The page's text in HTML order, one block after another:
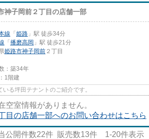
神子岡前２丁目の店舗一部
線 「姫路 」駅 徒歩34分
「播磨高岡 」駅 徒歩21分
姫路市神子岡前 ２丁目
：築34年
1階建
る坪田テナントのご紹介です。
空室情報がありません。
目の店舗一部へのお問い合わせはこちら
公開件数22件 販売数13件 1-20件表示